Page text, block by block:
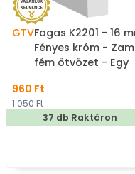
GTVFogas K2201 - 16
Fényes króm -
fém ötvözet - Egy
960 Ft
1 050 Ft
37 db Raktáron